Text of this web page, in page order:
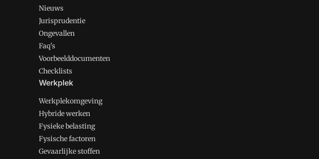
Nieuws
Jurisprudentie
Ongevallen
Faq's
Voorbeelddocumenten
Checklists
Werkplek
Werkplekomgeving
Hybride werken
Fysieke belasting
Fysische factoren
Gevaarlijke stoffen